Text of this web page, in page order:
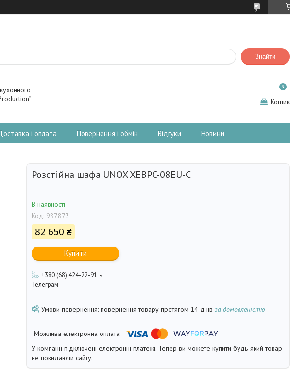
Знайти
Кошик
і оплата Повернення і обмін Відгуки Новини
Розстійна шафа UNOX XEBPC-08EU-C
В наявності
Код: 987873
82 650 ₴
Купити
+380 (68) 424-22-91
Телеграм
повернення товару протягом 14 днів за домовленістю
У компанії підключені електронні платежі. Тепер ви можете купити будь-який товар
не покидаючи сайту.